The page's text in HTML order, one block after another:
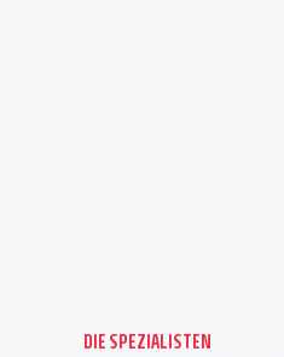
DIE SPEZIALISTEN